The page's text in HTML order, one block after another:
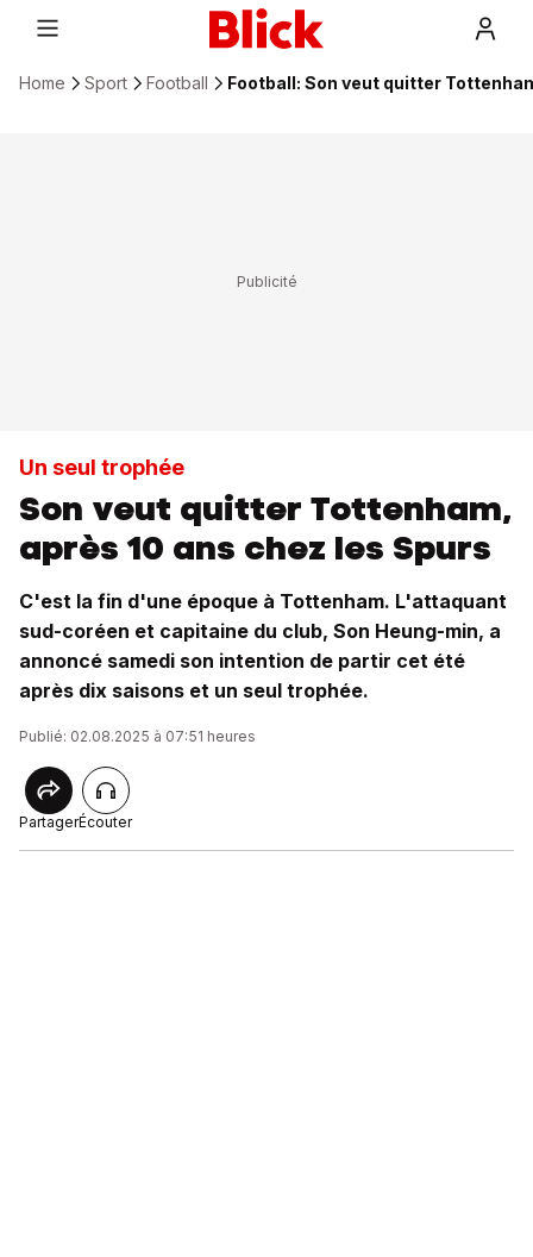
Home Sport Football Football: Son veut quitter
Un seul trophée
Son veut quitter Tottenham,
après 10 ans chez les Spurs
C'est la fin d'une époque à Tottenham. L'attaquant
sud-coréen et capitaine du club, Son Heung-min, a
annoncé samedi son intention de partir cet été
après dix saisons et un seul trophée.
Publié: 02.08.2025 à 07:51 heures
PartagerÉcouter